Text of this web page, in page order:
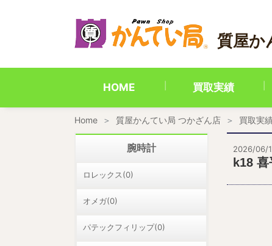
質屋か
HOME 買取実績
Home 質屋かんてい局 つかざん店 買取実
2026/06/
k18
腕時計
ロレックス(0)
オメガ(0)
パテックフィリップ(0)